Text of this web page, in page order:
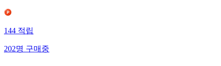
144 적립
202명 구매중